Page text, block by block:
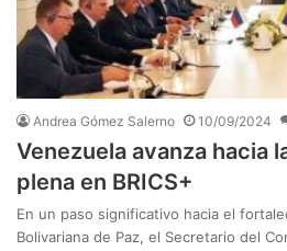
Andrea Gómez Salerno 10/09/2024
Venezuela avanza hacia
plena en BRICS+
En un paso significativo hacia el
Bolivariana de Paz, el Secretario del